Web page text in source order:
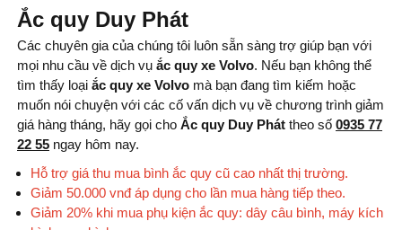
Ắc quy Duy Phát
Các chuyên gia của chúng tôi luôn sẵn sàng trợ giúp bạn với
mọi nhu cầu về dịch vụ ắc quy xe Volvo. Nếu bạn không thể
tìm thấy loại ắc quy xe Volvo mà bạn đang tìm kiếm hoặc
muốn nói chuyện với các cố vấn dịch vụ về chương trình giảm
giá hàng tháng, hãy gọi cho Ắc quy Duy Phát theo số 0935 77
22 55 ngay hôm nay.
Hỗ trợ giá thu mua bình ắc quy cũ cao nhất thị trường.
Giảm 50.000 vnđ áp dụng cho lần mua hàng tiếp theo.
Giảm 20% khi mua phụ kiện ắc quy: dây câu bình, máy kích